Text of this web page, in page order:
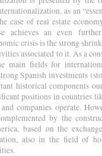
as an
case of real estate
achieves an even
crisis is the strong
associated to it. As a
main fields for
Spanish investments
historical components
positions in countries
companies operate.
by the
based on the
also in the field of